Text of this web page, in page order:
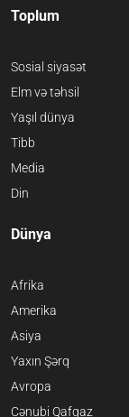
Toplum
Sosial siyasət
Elm və təhsil
Yaşıl dünya
Tibb
Media
Din
Dünya
Afrika
Amerika
Asiya
Yaxın Şərq
Avropa
Cənubi Qafqaz